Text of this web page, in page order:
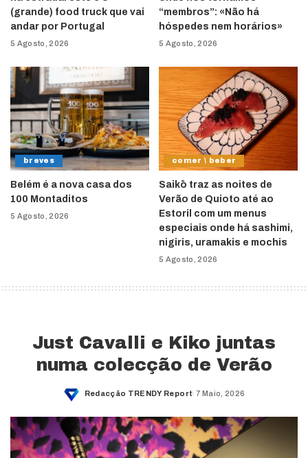
(grande) food truck que vai
andar por Portugal
5 Agosto, 2026
“membros”: «Não há
hóspedes nem horários»
5 Agosto, 2026
breves
Belém é a nova casa dos
100 Montaditos
5 Agosto, 2026
comer \ beber
Saikō traz as noites de
Verão de Quioto até ao
Estoril com um menus
especiais onde há sashimi,
nigiris, uramakis e mochis
5 Agosto, 2026
Just Cavalli e Kiko juntas
numa colecção de Verão
Posted
Redacção TRENDY Report 7 Maio, 2026